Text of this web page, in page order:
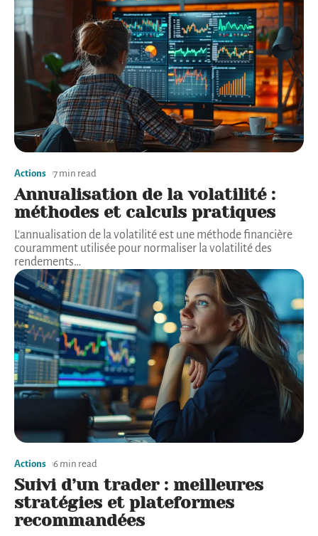
Actions 7 min read
Annualisation de la volatilité :
méthodes et calculs pratiques
L'annualisation de la volatilité est une méthode financière
couramment utilisée pour normaliser la volatilité des
rendements…
Actions 6 min read
Suivi d’un trader : meilleures
stratégies et plateformes
recommandées